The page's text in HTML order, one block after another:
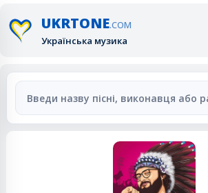
UKRTONE.COM
Українська музика